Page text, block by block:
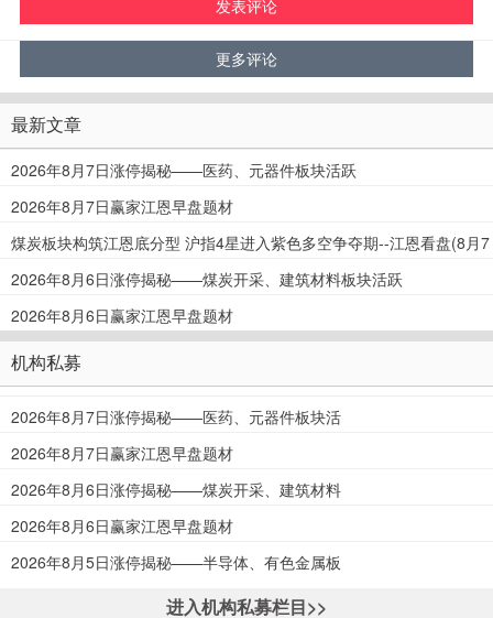
最新文章
2026年8月7日涨停揭秘——医药、元器件板块活跃
2026年8月7日赢家江恩早盘题材
煤炭板块构筑江恩底分型 沪指4星进入紫色多空争夺期--江恩看盘(8月7
2026年8月6日涨停揭秘——煤炭开采、建筑材料板块活跃
2026年8月6日赢家江恩早盘题材
机构私募
2026年8月7日涨停揭秘——医药、元器件板块活
2026年8月7日赢家江恩早盘题材
2026年8月6日涨停揭秘——煤炭开采、建筑材料
2026年8月6日赢家江恩早盘题材
2026年8月5日涨停揭秘——半导体、有色金属板
进入机构私募栏目>>